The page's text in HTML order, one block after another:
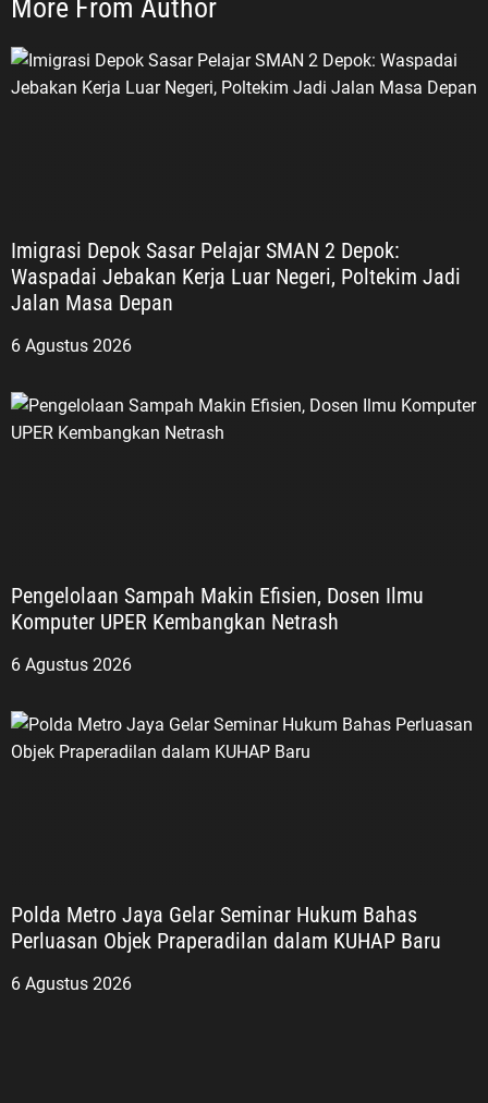
More From Author
Imigrasi Depok Sasar Pelajar SMAN 2 Depok:
Waspadai Jebakan Kerja Luar Negeri, Poltekim Jadi
6 Agustus 2026
Pengelolaan Sampah Makin Efisien, Dosen Ilmu
Komputer UPER Kembangkan Netrash
6 Agustus 2026
Polda Metro Jaya Gelar Seminar Hukum Bahas
Perluasan Objek Praperadilan dalam KUHAP Baru
6 Agustus 2026